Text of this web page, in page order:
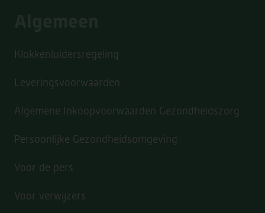
Klokkenluidersregeling
Leveringsvoorwaarden
Algemene Inkoopvoorwaarden Gezondheidszorg
Persoonlijke Gezondheidsomgeving
Voor de pers
Voor verwijzers